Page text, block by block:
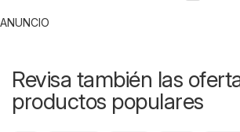
ANUNCIO
Revisa también las
productos populares